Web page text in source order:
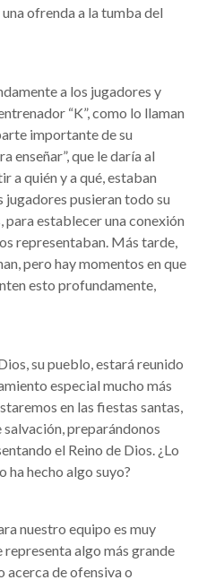
ofrenda a la tumba del
a los jugadores y
“K”, como lo llaman
importante de su
enseñar”, que le daría al
a quién y a qué, estaban
jugadores pusieran todo su
para establecer una conexión
representaban. Más tarde,
pero hay momentos en que
esto profundamente,
su pueblo, estará reunido
especial mucho más
en las fiestas santas,
salvación, preparándonos
el Reino de Dios. ¿Lo
ha hecho algo suyo?
nuestro equipo es muy
algo más grande
acerca de ofensiva o